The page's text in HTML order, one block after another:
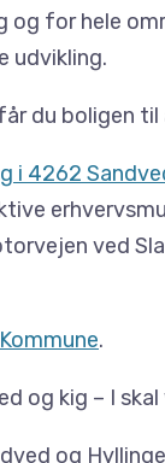
og for hele
udvikling.
du boligen
i 4262
ved
.
og kig – I